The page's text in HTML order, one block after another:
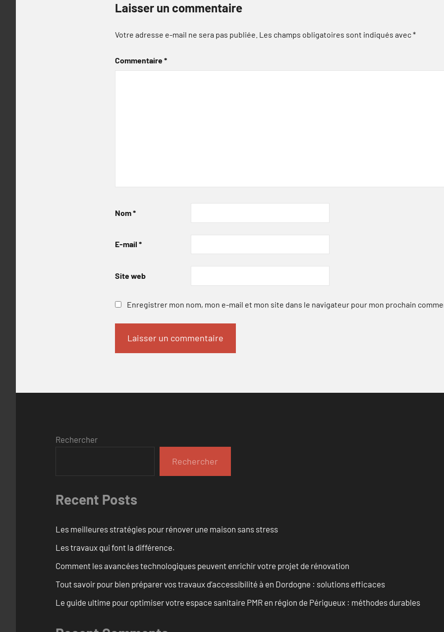
Laisser un commentaire
Votre adresse e-mail ne sera pas publiée. Les champs obligatoires sont indiqués avec*
Commentaire*
Nom*
E-mail *
Site web
Enregistrer mon nom, mon e-mail et mon site dans le navigateur pour mon prochain
Rechercher
Rechercher
Recent Posts
Les meilleures stratégies pour rénover une maison sans stress
Les travaux qui font la différence.
Comment les avancées technologiques peuvent enrichir votre projet de rénovation
Tout savoir pour bien préparer vos travaux d’accessibilité à en Dordogne : solutions efficaces
Le guide ultime pour optimiser votre espace sanitaire PMR en région de Périgueux : méthodes durables